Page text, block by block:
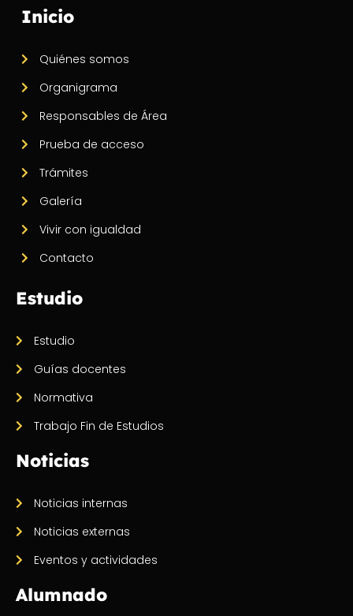
Inicio
Quiénes somos
Organigrama
Responsables de Área
Prueba de acceso
Trámites
Galería
Vivir con igualdad
Contacto
Estudio
Estudio
Guías docentes
Normativa
Trabajo Fin de Estudios
Noticias
Noticias internas
Noticias externas
Eventos y actividades
Alumnado